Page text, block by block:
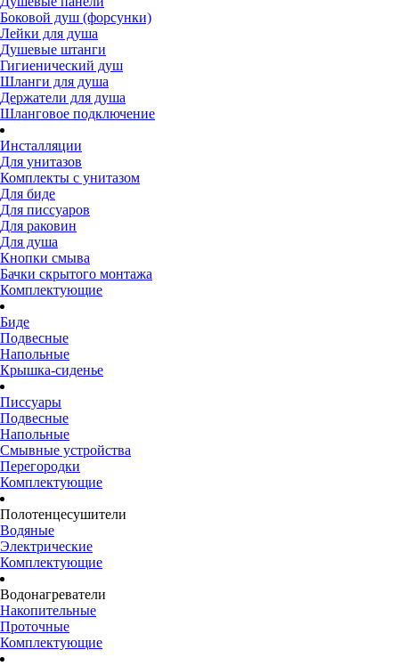
Боковой душ (форсунки)
Лейки для душа
Душевые штанги
Гигиенический душ
Шланги для душа
Держатели для душа
Шланговое подключение
Инсталляции
Для унитазов
Комплекты с унитазом
Для биде
Для писсуаров
Для раковин
Для душа
Кнопки смыва
Бачки скрытого монтажа
Комплектующие
Биде
Подвесные
Напольные
Крышка-сиденье
Писсуары
Подвесные
Напольные
Смывные устройства
Перегородки
Комплектующие
Полотенцесушители
Водяные
Электрические
Комплектующие
Водонагреватели
Накопительные
Проточные
Комплектующие